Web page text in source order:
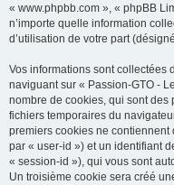
« www.phpbb.com », « phpBB
n’importe quelle information
d’utilisation de votre part
Vos informations sont collectées
naviguant sur « Passion-GTO -
nombre de cookies, qui sont des
fichiers temporaires du
premiers cookies ne contiennent
par « user-id ») et un identifiant
« session-id »), qui vous sont
Un troisième cookie sera créé